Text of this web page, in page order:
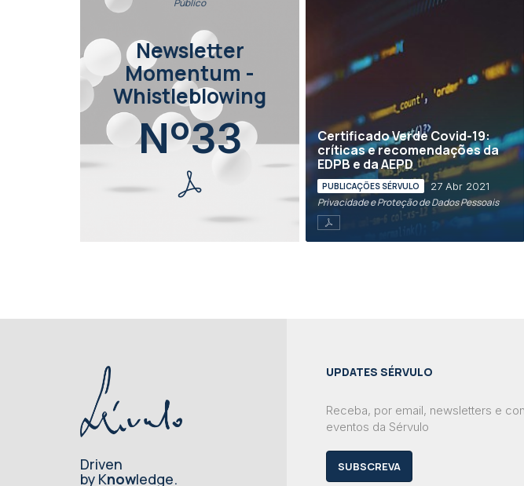
Newsletter
Momentum -
Whistleblowing
Nº33
Certificado Verde Covid-19:
críticas e recomendações da
EDPB e da AEPD
PUBLICAÇÕES SÉRVULO 27 Abr 2021
Privacidade e Proteção de Dados Pessoais
Driven
by Knowledge.
UPDATES SÉRVULO
Receba, por email, newsletters e
eventos da Sérvulo
SUBSCREVA